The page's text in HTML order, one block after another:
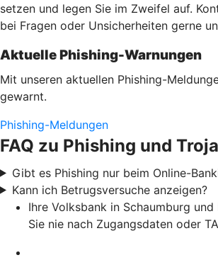
setzen und legen Sie im Zweifel auf.
bei Fragen oder Unsicherheiten gerne
Aktuelle Phishing-Warnungen
Mit unseren aktuellen Phishing-
gewarnt.
Phishing-Meldungen
FAQ zu Phishing und
Gibt es Phishing nur beim Online-
Kann ich Betrugsversuche anzeigen?
Ihre Volksbank in Schaumburg
Sie nie nach Zugangsdaten oder